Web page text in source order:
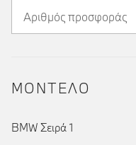
ΜΟΝΤΕΛΟ
BMW Σειρά 1